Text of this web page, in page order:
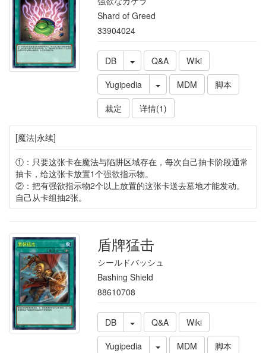
Shard of Greed
33904024
DB Q&A
Wiki
Yugipedia
MDM
脚本
裁定
详情(1)
[魔法|永续]
①：只要这张卡在魔法与陷阱区域存在，每次自己抽卡阶段通常
抽卡，给这张卡放置1个强欲指示物。
②：把有强欲指示物2个以上放置的这张卡送去墓地才能发动。
自己从卡组抽2张。
盾牌猛击
シールドバッシュ
Bashing Shield
88610708
DB Q&A
Wiki
Yugipedia
MDM
脚本